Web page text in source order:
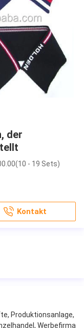
der
- 19 Sets)
Kontakt
Produktionsanlage,
Werbefirma